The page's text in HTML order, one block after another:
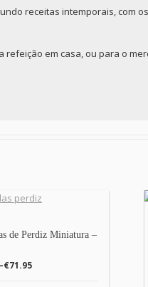
receitas intemporais, com
refeição em casa, ou para o
de Perdiz Miniatura –
–€71.95